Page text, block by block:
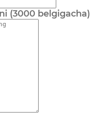
(3000 belgigacha)